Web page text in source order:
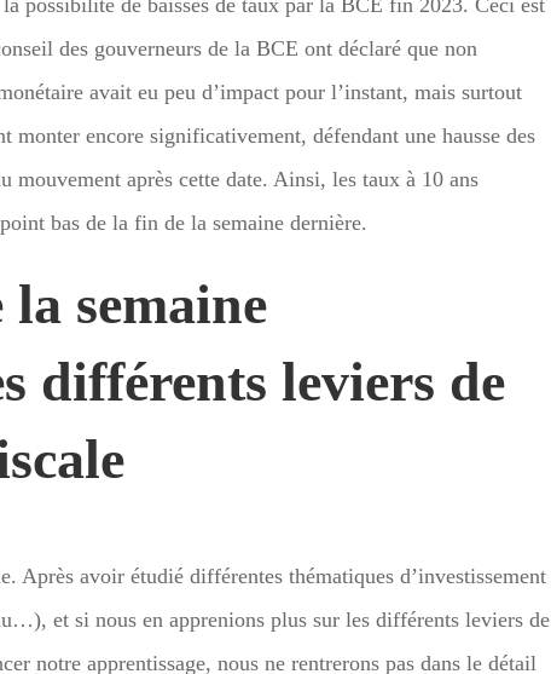
des gouverneurs de la BCE ont déclaré que non
avait eu peu d’impact pour l’instant, mais surtout
monter encore significativement, défendant une hausse des
mouvement après cette date. Ainsi, les taux à 10 ans
bas de la fin de la semaine dernière.
semaine
différents leviers de
Après avoir étudié différentes thématiques d’investissement
et si nous en apprenions plus sur les différents leviers de
notre apprentissage, nous ne rentrerons pas dans le détail